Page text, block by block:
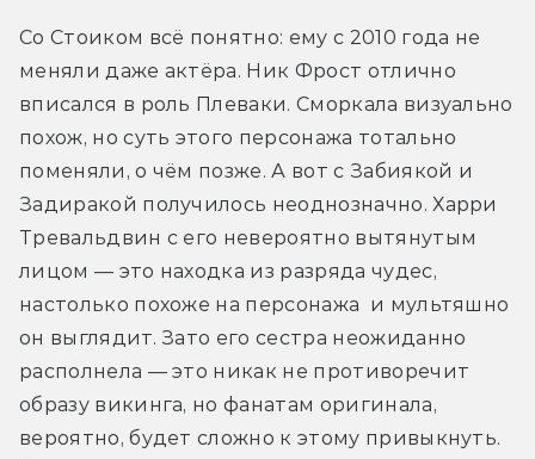
Со Стоиком всё понятно: ему с 2010 года не
меняли даже актёра. Ник Фрост отлично
вписался в роль Плеваки. Сморкала визуально
похож, но суть этого персонажа тотально
поменяли, о чём позже. А вот с Забиякой и
Задиракой получилось неоднозначно. Харри
Тревальдвин с его невероятно вытянутым
лицом — это находка из разряда чудес,
настолько похоже на персонажа  и мультяшно
он выглядит. Зато его сестра неожиданно
располнела — это никак не противоречит
образу викинга, но фанатам оригинала,
вероятно, будет сложно к этому привыкнуть.